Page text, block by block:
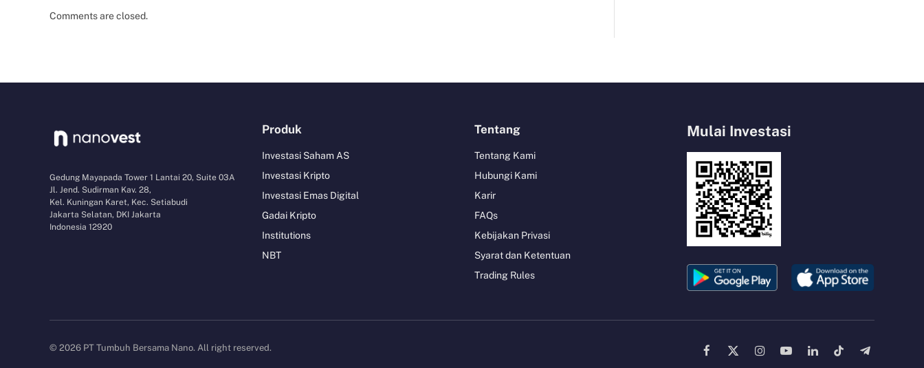
Comments are closed.
Gedung Mayapada Tower 1 Lantai 20, Suite 03A
Jl. Jend. Sudirman Kav. 28,
Kel. Kuningan Karet, Kec. Setiabudi
Jakarta Selatan, DKI Jakarta
Indonesia 12920
Produk
Investasi Saham AS
Investasi Kripto
Investasi Emas Digital
Gadai Kripto
Institutions
NBT
Tentang
Tentang Kami
Hubungi Kami
Karir
FAQs
Kebijakan Privasi
Syarat dan Ketentuan
Trading Rules
Mulai Investasi
© 2026 PT Tumbuh Bersama Nano. All right reserved.
Facebook
X
InstagramYouTubeLinkedInTikTokTelegram